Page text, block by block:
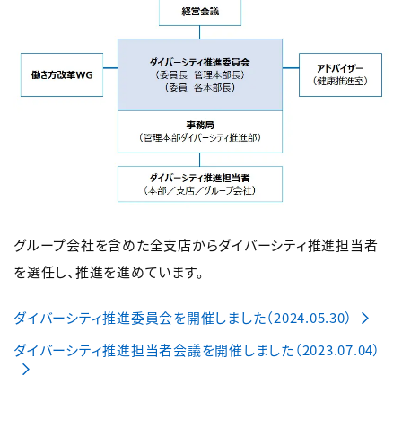
グループ会社を含めた全支店からダイバーシティ推進担当者
を選任し、推進を進めています。
ダイバーシティ推進委員会を開催しました（2024.05.30）
ダイバーシティ推進担当者会議を開催しました（2023.07.04）